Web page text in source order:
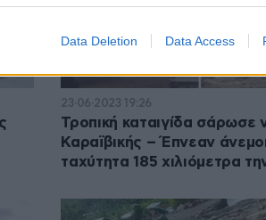
Data Deletion Data Access
23·06·2023 19:26
Τροπική καταιγίδα σάρωσε
Καραϊβικής – Έπνεαν
ταχύτητα 185 χιλιόμετρα